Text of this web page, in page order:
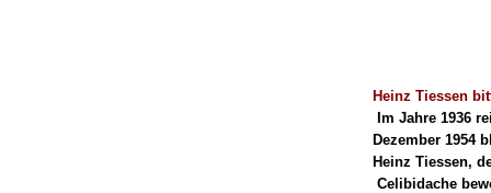
Heinz Tiessen
Im Jahre 1936
Dezember 1954
Heinz Tiessen,
Celibidache